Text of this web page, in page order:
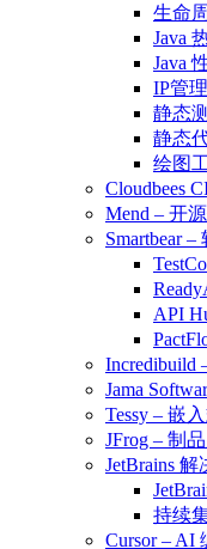
生命
Java
Java
IP管
静态
静态
绘图
Cloudbees
Mend – 开
Smartbear
API
Incredibuild
Jama
Tessy – 嵌
JFrog – 制
JetBrains 解
持续
Cursor – AI